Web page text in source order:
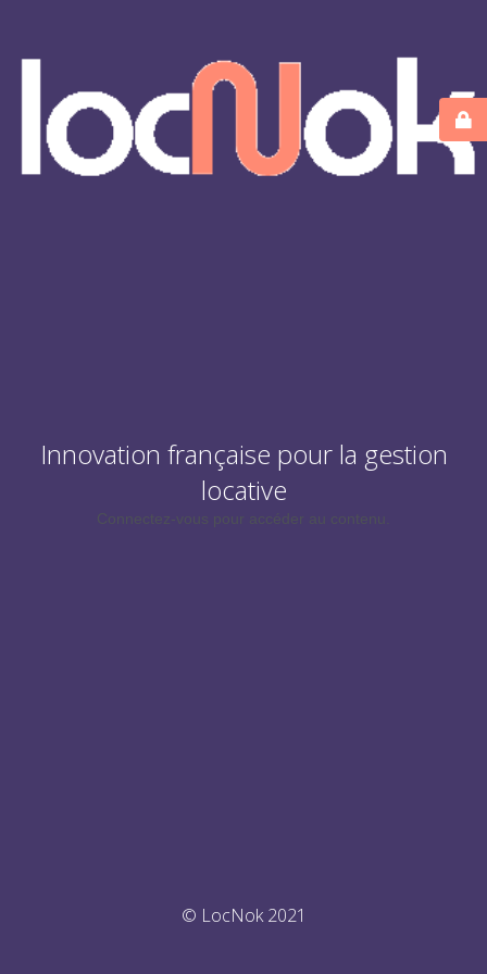
Innovation française pour la gestion
locative
Connectez-vous pour accéder au contenu.
© LocNok 2021